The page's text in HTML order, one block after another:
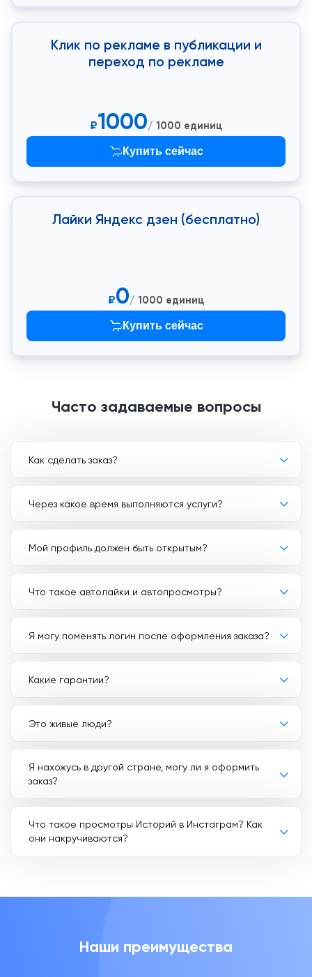
Клик по рекламе в публикации и
переход по рекламе
₽1000/ 1000 единиц
Купить сейчас
Лайки Яндекс дзен (бесплатно)
₽0/ 1000 единиц
Купить сейчас
Часто задаваемые вопросы
Как сделать заказ?
Через какое время выполняются услуги?
Мой профиль должен быть открытым?
Что такое автолайки и автопросмотры?
Я могу поменять логин после оформления заказа?
Какие гарантии?
Это живые люди?
Я нахожусь в другой стране, могу ли я оформить
заказ?
Что такое просмотры Историй в Инстаграм? Как
они накручиваются?
Наши преимущества